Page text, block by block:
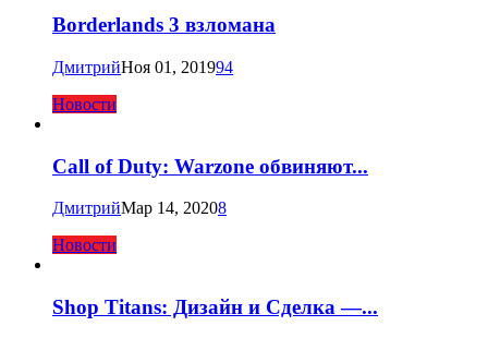
Borderlands 3 взломана
ДмитрийНоя 01, 201994
Новости
Call of Duty: Warzone обвиняют...
ДмитрийМар 14, 20208
Новости
Shop Titans: Дизайн и Сделка —...